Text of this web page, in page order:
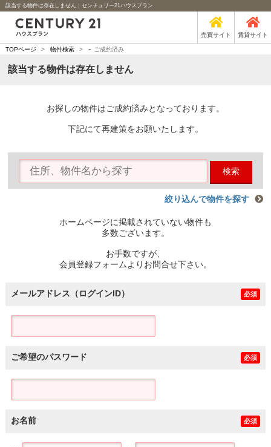
該当する物件は存在しません｜センチュリー21ハウスプラン
売買サイト 賃貸サイト
TOPページ > 物件検索 > - ご成約済み
該当する物件は存在しません
お探しの物件はご成約済みとなっております。
下記にて再建策をお願いたします。
検索
絞り込んで物件を探す
ホームページに掲載されていない物件も
多数ございます。
お手数ですが、
会員登録フォームよりお問合せ下さい。
メールアドレス（ログインID） 必須
ご希望のパスワード 必須
お名前 必須